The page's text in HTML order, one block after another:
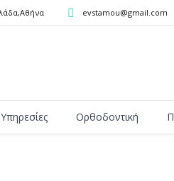
evstamou@gmail.com
Υπηρεσίες Ορθοδοντική